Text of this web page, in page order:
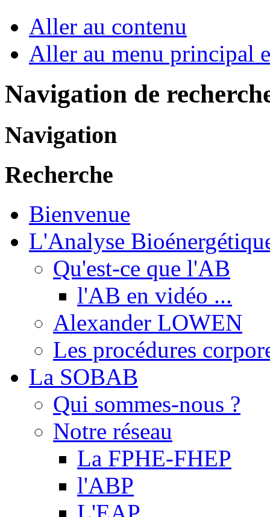
Aller au contenu
Aller au menu principal
Navigation de
Navigation
Recherche
Bienvenue
L'Analyse
Qu'est-ce que l'AB
l'AB en vidéo ...
Alexander LOWEN
Les procédures
La SOBAB
Qui sommes-nous ?
Notre réseau
La FPHE-FHEP
l'ABP